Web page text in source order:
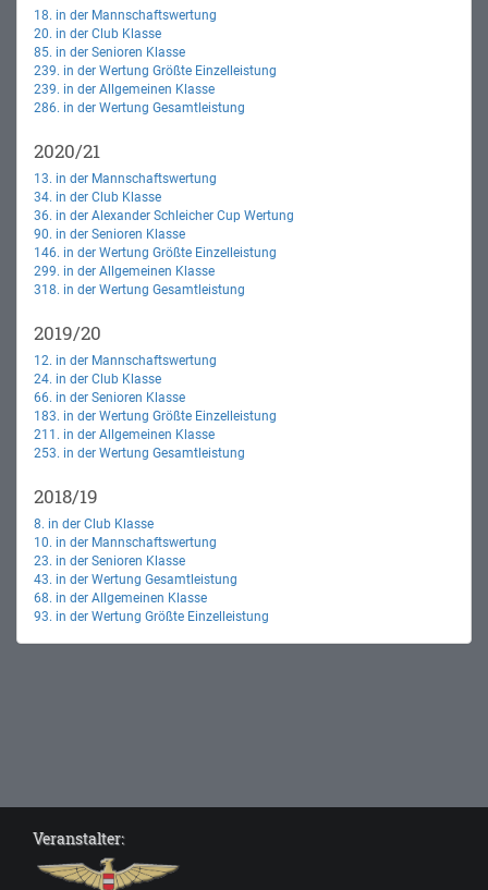
18. in der Mannschaftswertung
20. in der Club Klasse
85. in der Senioren Klasse
239. in der Wertung Größte Einzelleistung
239. in der Allgemeinen Klasse
286. in der Wertung Gesamtleistung
2020/21
13. in der Mannschaftswertung
34. in der Club Klasse
36. in der Alexander Schleicher Cup Wertung
90. in der Senioren Klasse
146. in der Wertung Größte Einzelleistung
299. in der Allgemeinen Klasse
318. in der Wertung Gesamtleistung
2019/20
12. in der Mannschaftswertung
24. in der Club Klasse
66. in der Senioren Klasse
183. in der Wertung Größte Einzelleistung
211. in der Allgemeinen Klasse
253. in der Wertung Gesamtleistung
2018/19
8. in der Club Klasse
10. in der Mannschaftswertung
23. in der Senioren Klasse
43. in der Wertung Gesamtleistung
68. in der Allgemeinen Klasse
93. in der Wertung Größte Einzelleistung
Veranstalter: